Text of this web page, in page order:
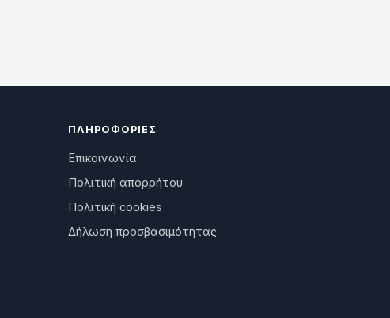
ΠΛΗΡΟΦΟΡΊΕΣ
Επικοινωνία
Πολιτική απορρήτου
Πολιτική cookies
Δήλωση προσβασιμότητας